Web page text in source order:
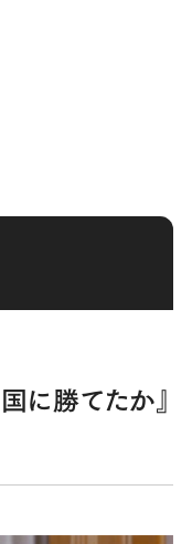
に勝てたか』